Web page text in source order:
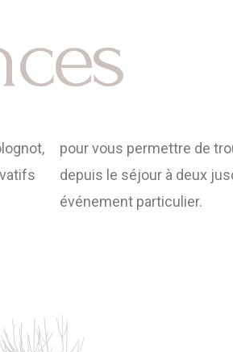
pour vous permettre de
depuis le séjour à deux
événement particulier.